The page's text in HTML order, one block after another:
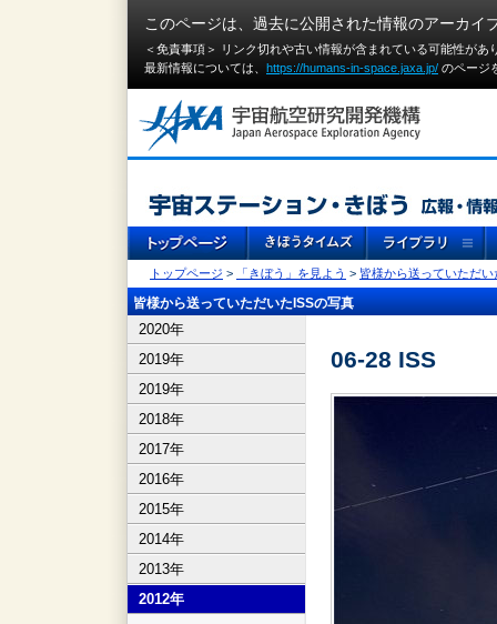
このページは、過去に公開された情報のアーカイ
＜免責事項＞ リンク切れや古い情報が含まれている可能性が
最新情報については、 https://humans-in-space.jaxa.jp/ のページ
トップページ > 「きぼう」を見よう > 皆様から送っていただい
皆様から送っていただいたISSの写真
2020年
2019年
2019年
2018年
2017年
2016年
2015年
2014年
2013年
2012年
06-28 ISS